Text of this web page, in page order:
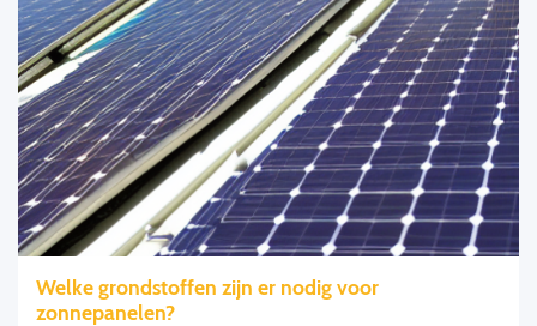
Welke grondstoffen zijn er nodig voor
zonnepanelen?